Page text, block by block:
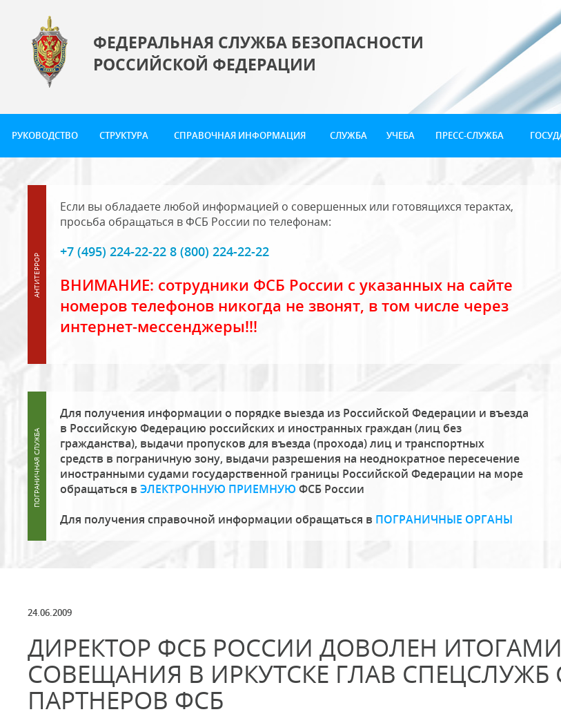
ФЕДЕРАЛЬНАЯ СЛУЖБА БЕЗОПАСНОСТИ
РОССИЙСКОЙ ФЕДЕРАЦИИ
РУКОВОДСТВО СТРУКТУРА СПРАВОЧНАЯ ИНФОРМАЦИЯ СЛУЖБА УЧЕБА ПРЕСС-СЛУЖБА
Если вы обладаете любой информацией о совершенных или готовящихся терактах,
просьба обращаться в ФСБ России по телефонам:
+7 (495) 224-22-22 8 (800) 224-22-22
ВНИМАНИЕ: сотрудники ФСБ России с указанных на сайте
номеров телефонов никогда не звонят, в том числе через
интернет-мессенджеры!!!
Для получения информации о порядке выезда из Российской Федерации и въезда
в Российскую Федерацию российских и иностранных граждан (лиц без
гражданства), выдачи пропусков для въезда (прохода) лиц и транспортных
средств в пограничную зону, выдачи разрешения на неоднократное пересечение
иностранными судами государственной границы Российской Федерации на море
обращаться в ЭЛЕКТРОННУЮ ПРИЕМНУЮ ФСБ России
Для получения справочной информации обращаться в ПОГРАНИЧНЫЕ ОРГАНЫ
24.06.2009
ДИРЕКТОР ФСБ РОССИИ ДОВОЛЕН ИТОГАМИ
СОВЕЩАНИЯ В ИРКУТСКЕ ГЛАВ СПЕЦСЛУЖБ
ПАРТНЕРОВ ФСБ